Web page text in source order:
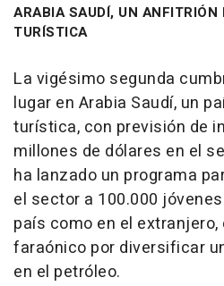
ARABIA SAUDÍ, UN ANFITRIÓN
TURÍSTICA
La vigésimo segunda
lugar en Arabia Saudí, un
turística, con previsión de
millones de dólares en el
ha lanzado un programa
el sector a 100.000
país como en el
faraónico por diversificar
en el petróleo.